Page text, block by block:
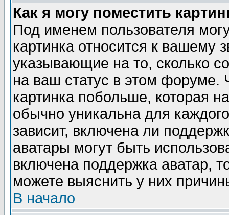
Как я могу поместить
Под именем пользователя
картинка относится к вашему
указывающие на то, сколько
на ваш статус в этом форуме.
картинка побольше, которая
обычно уникальна для
зависит, включена ли
аватары могут быть
включена поддержка аватар,
можете выяснить у них
В начало